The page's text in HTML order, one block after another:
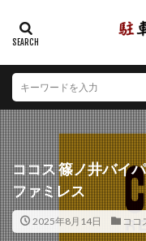
ココス 篠ノ井バイ
ファミレス
2025年8月14日 ココ
カテゴリー
エリア
北海道 青森県
山形県
福島県
埼玉県
千葉県
山梨県
長野県
岐阜県
静岡県